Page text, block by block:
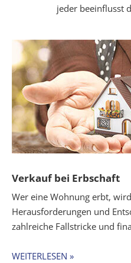
jeder beeinflusst
Verkauf bei Erbschaft
Wer eine Wohnung erbt,
Herausforderungen und
zahlreiche Fallstricke und
WEITERLESEN »